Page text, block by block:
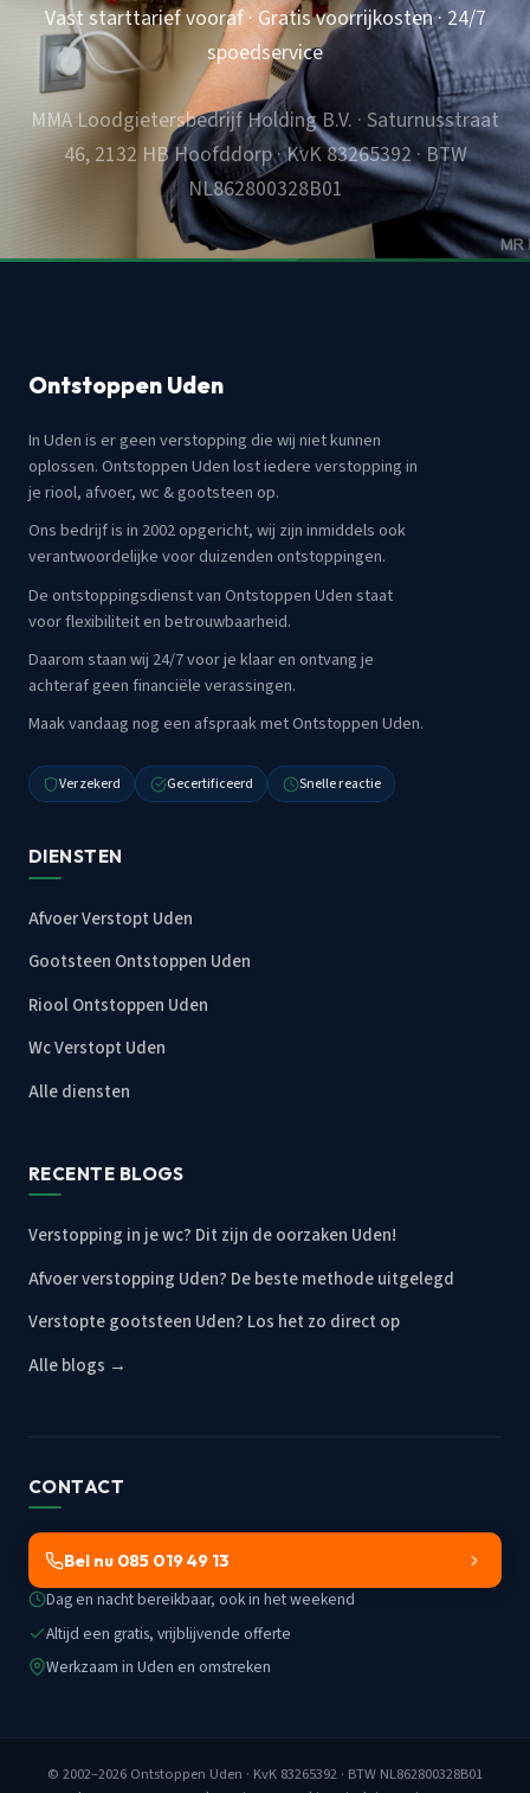
Vast starttarief vooraf · Gratis voorrijkosten · 24/7
spoedservice
MMA Loodgietersbedrijf Holding B.V. · Saturnusstraat
46, 2132 HB Hoofddorp · KvK 83265392 · BTW
NL862800328B01
Ontstoppen Uden
In Uden is er geen verstopping die wij niet kunnen
oplossen. Ontstoppen Uden lost iedere verstopping in
je riool, afvoer, wc & gootsteen op.
Ons bedrijf is in 2002 opgericht, wij zijn inmiddels ook
verantwoordelijke voor duizenden ontstoppingen.
De ontstoppingsdienst van Ontstoppen Uden staat
voor flexibiliteit en betrouwbaarheid.
Daarom staan wij 24/7 voor je klaar en ontvang je
achteraf geen financiële verassingen.
Maak vandaag nog een afspraak met Ontstoppen Uden.
Verzekerd Gecertificeerd Snelle reactie
DIENSTEN
Afvoer Verstopt Uden
Gootsteen Ontstoppen Uden
Riool Ontstoppen Uden
Wc Verstopt Uden
Alle diensten
RECENTE BLOGS
Verstopping in je wc? Dit zijn de oorzaken Uden!
Afvoer verstopping Uden? De beste methode uitgelegd
Verstopte gootsteen Uden? Los het zo direct op
Alle blogs →
CONTACT
Bel nu 085 019 49 13
Dag en nacht bereikbaar, ook in het weekend
Altijd een gratis, vrijblijvende offerte
Werkzaam in Uden en omstreken
© 2002–2026 Ontstoppen Uden · KvK 83265392 · BTW NL862800328B01